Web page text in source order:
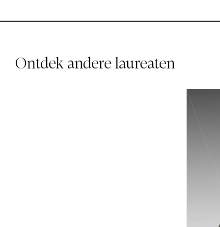
Ontdek andere laureaten
Chloé ALLEN
20
16